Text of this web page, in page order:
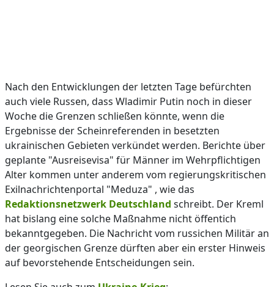
Nach den Entwicklungen der letzten Tage befürchten
auch viele Russen, dass Wladimir Putin noch in dieser
Woche die Grenzen schließen könnte, wenn die
Ergebnisse der Scheinreferenden in besetzten
ukrainischen Gebieten verkündet werden. Berichte über
geplante "Ausreisevisa" für Männer im Wehrpflichtigen
Alter kommen unter anderem vom regierungskritischen
Exilnachrichtenportal "Meduza" , wie das
Redaktionsnetzwerk Deutschland schreibt. Der Kreml
hat bislang eine solche Maßnahme nicht öffentich
bekanntgegeben. Die Nachricht vom russichen Militär an
der georgischen Grenze dürften aber ein erster Hinweis
auf bevorstehende Entscheidungen sein.